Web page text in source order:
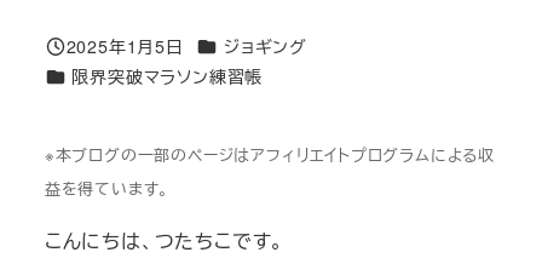
投稿日
2025年1月5日 カテゴリー
ジョギング
カテゴリー
限界突破マラソン練習帳
※本ブログの一部のページはアフィリエイトプログラムによる収
益を得ています。
こんにちは、つたちこです。